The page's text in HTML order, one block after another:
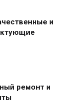
и
ремонт и